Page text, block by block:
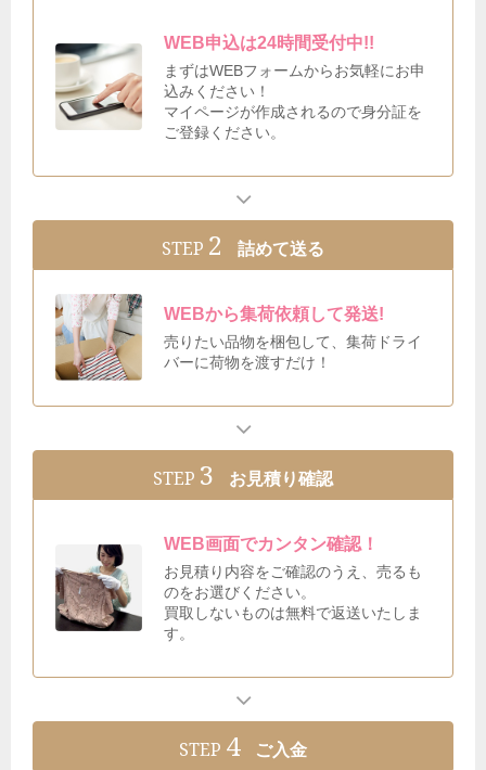
WEB申込は24時間受付中!!
まずはWEBフォームからお気軽にお申
込みください！
マイページが作成されるので身分証を
ご登録ください。
STEP 2 詰めて送る
WEBから集荷依頼して発送!
売りたい品物を梱包して、集荷ドライ
バーに荷物を渡すだけ！
STEP 3 お見積り確認
WEB画面でカンタン確認！
お見積り内容をご確認のうえ、売るも
のをお選びください。
買取しないものは無料で返送いたしま
す。
STEP 4 ご入金